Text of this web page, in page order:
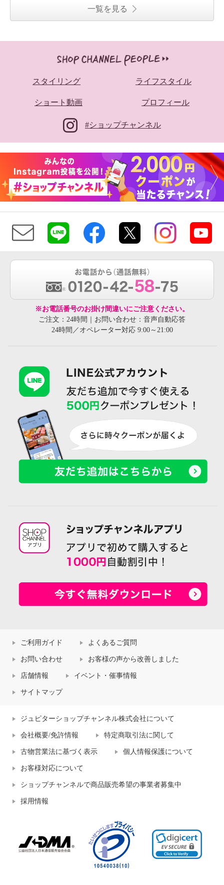
一覧を見る
スタイリング ライフスタイル
ショート動画 プロフィール
#ショップチャンネル
※お電話番号のお掛け間違いにご注意ください。
ご注文：24時間｜お問い合わせ：音声自動応答
24時間／オペレーター対応 9:00～21:00
ご利用ガイド よくあるご質問
お問い合わせ お客様の声から改善しました
店舗情報 イベント・催事情報
サイトマップ
ジュピターショップチャンネル株式会社について
会社概要/免許情報 特定商取引法に関して
古物営業法に基づく表示 個人情報保護について
お客様対応について
ショップチャンネルで商品販売希望の事業者募集中
採用情報